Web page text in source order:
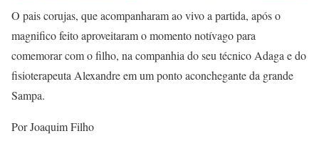
O pais corujas, que acompanharam ao vivo a partida, após o
magnifico feito aproveitaram o momento notívago para
comemorar com o filho, na companhia do seu técnico Adaga e do
fisioterapeuta Alexandre em um ponto aconchegante da grande
Sampa.
Por Joaquim Filho